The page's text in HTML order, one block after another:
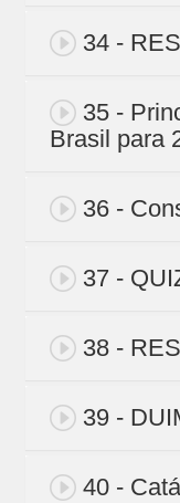
34 -
35 -
Brasil para
36 -
37 -
38 -
39 -
40 -